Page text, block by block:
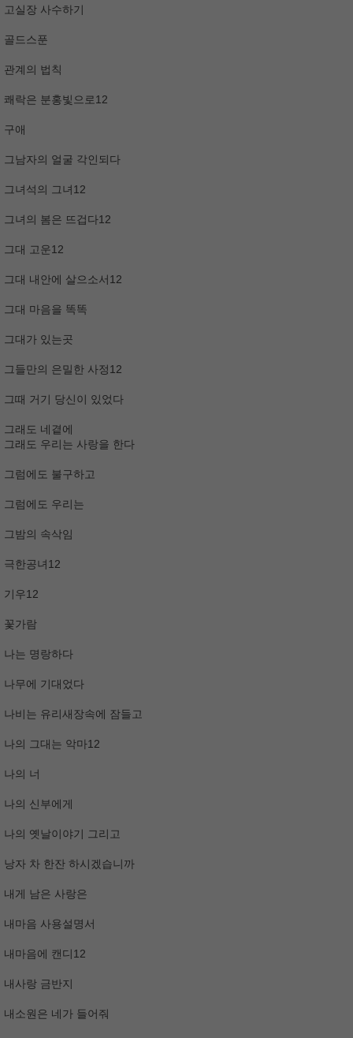
고실장 사수하기
골드스푼
관계의 법칙
쾌락은 분홍빛으로12
구애
그남자의 얼굴 각인되다
그녀석의 그녀12
그녀의 봄은 뜨겁다12
그대 고운12
그대 내안에 살으소서12
그대 마음을 똑똑
그대가 있는곳
그들만의 은밀한 사정12
그때 거기 당신이 있었다
그래도 네곁에
그래도 우리는 사랑을 한다
그럼에도 불구하고
그럼에도 우리는
그밤의 속삭임
극한공녀12
기우12
꽃가람
나는 명랑하다
나무에 기대었다
나비는 유리새장속에 잠들고
나의 그대는 악마12
나의 너
나의 신부에게
나의 옛날이야기 그리고
낭자 차 한잔 하시겠습니까
내게 남은 사랑은
내마음 사용설명서
내마음에 캔디12
내사랑 금반지
내소원은 네가 들어줘